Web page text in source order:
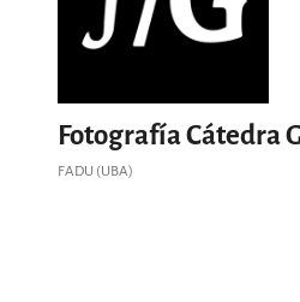
Fotografía Cátedra
FADU (UBA)